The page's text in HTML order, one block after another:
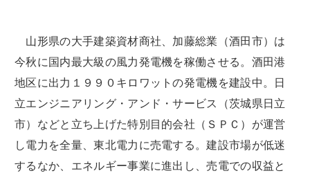
山形県の大手建築資材商社、加藤総業（酒田市）は
今秋に国内最大級の風力発電機を稼働させる。酒田港
地区に出力１９９０キロワットの発電機を建設中。日
立エンジニアリング・アンド・サービス（茨城県日立
市）などと立ち上げた特別目的会社（ＳＰＣ）が運営
し電力を全量、東北電力に売電する。建設市場が低迷
するなか、エネルギー事業に進出し、売電での収益と